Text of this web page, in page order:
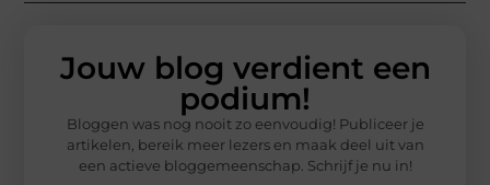
Jouw blog verdient een
podium!
Bloggen was nog nooit zo eenvoudig! Publiceer je
artikelen, bereik meer lezers en maak deel uit van
een actieve bloggemeenschap. Schrijf je nu in!